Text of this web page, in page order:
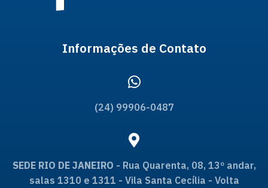
Informações de Contato
(24) 99906-0487
SEDE RIO DE JANEIRO - Rua Quarenta, 08, 13º andar,
salas 1310 e 1311 - Vila Santa Cecília - Volta